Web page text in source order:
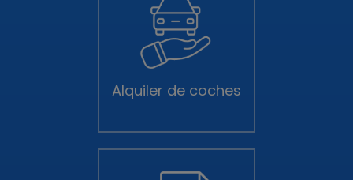
Alquiler de coches